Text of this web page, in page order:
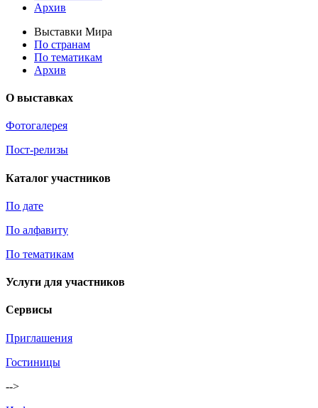
Архив
Выставки Мира
По странам
По тематикам
Архив
О выставках
Фотогалерея
Пост-релизы
Каталог участников
По дате
По алфавиту
По тематикам
Услуги для участников
Сервисы
Приглашения
Гостиницы
-->